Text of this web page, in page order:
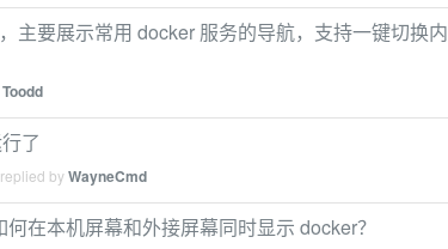
主要展示常用 docker 服务的导航，支持一键切换内
Toodd
了
byWayneCmd
在本机屏幕和外接屏幕同时显示 docker？